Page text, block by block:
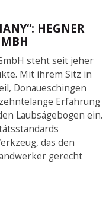
HEGNER
steht seit jeher
Mit ihrem Sitz in
Donaueschingen
Erfahrung
Laubsägebogen ein.
das den
gerecht